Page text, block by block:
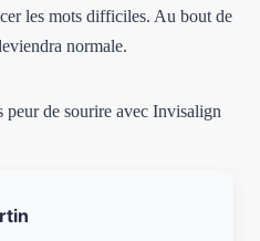
les mots difficiles. Au bout de
normale.
peur de sourire avec Invisalign